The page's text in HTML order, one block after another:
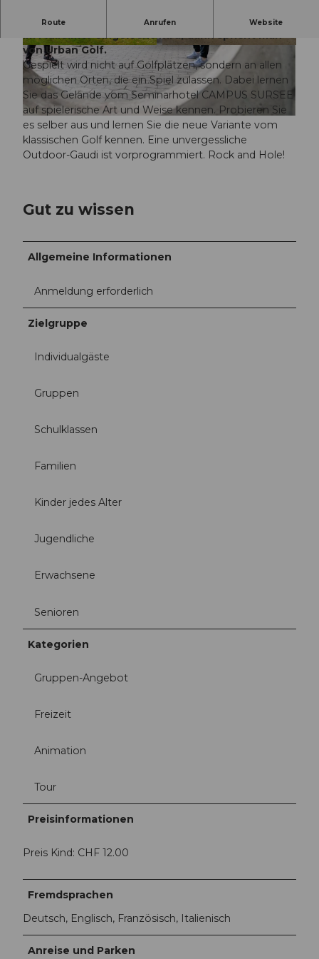
© CAMPUS SURSEE | CC-BY-NC-ND
© CAMPUS SURSEE |CC-BY-NC-ND © CAMPUS SURSEE | CC-BY-NC-ND
Route Anrufen Website
Wenn vom Kopfsteinpflaster abgeschlagen und
im Mülleimer eingelocht wird, dann spricht man
von Urban Golf.
Gespielt wird nicht auf Golfplätzen, sondern an allen
möglichen Orten, die ein Spiel zulassen. Dabei lernen
Sie das Gelände vom Seminarhotel CAMPUS SURSEE
auf spielerische Art und Weise kennen. Probieren Sie
es selber aus und lernen Sie die neue Variante vom
klassischen Golf kennen. Eine unvergessliche
Outdoor-Gaudi ist vorprogrammiert. Rock and Hole!
Gut zu wissen
Allgemeine Informationen
Anmeldung erforderlich
Zielgruppe
Individualgäste
Gruppen
Schulklassen
Familien
Kinder jedes Alter
Jugendliche
Erwachsene
Senioren
Kategorien
Gruppen-Angebot
Freizeit
Animation
Tour
Preisinformationen
Preis Kind: CHF 12.00
Fremdsprachen
Deutsch, Englisch, Französisch, Italienisch
Anreise und Parken